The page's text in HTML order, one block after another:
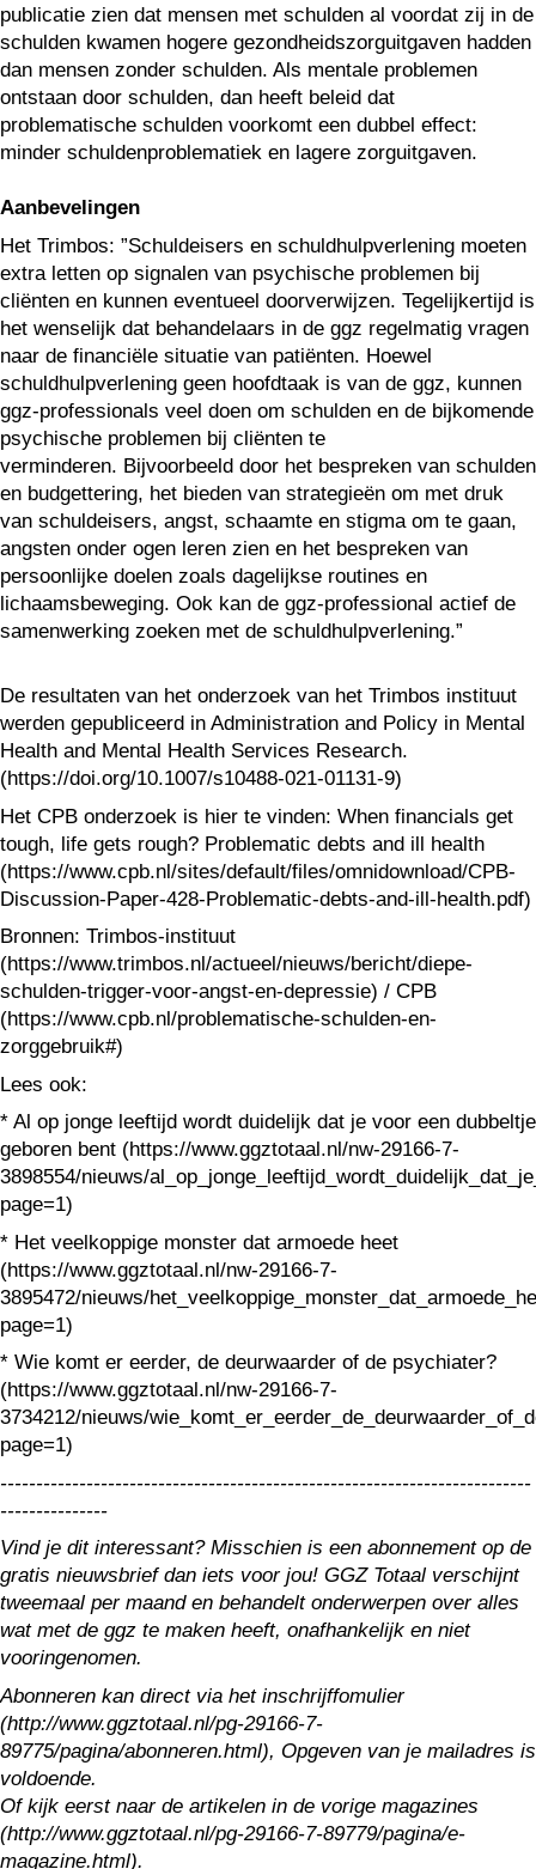
publicatie zien dat mensen met schulden al voordat zij in de
schulden kwamen hogere gezondheidszorguitgaven hadden
dan mensen zonder schulden. Als mentale problemen
ontstaan door schulden, dan heeft beleid dat
problematische schulden voorkomt een dubbel effect:
minder schuldenproblematiek en lagere zorguitgaven.
Aanbevelingen
Het Trimbos: ”Schuldeisers en schuldhulpverlening moeten
extra letten op signalen van psychische problemen bij
cliënten en kunnen eventueel doorverwijzen. Tegelijkertijd is
het wenselijk dat behandelaars in de ggz regelmatig vragen
naar de financiële situatie van patiënten. Hoewel
schuldhulpverlening geen hoofdtaak is van de ggz, kunnen
ggz-professionals veel doen om schulden en de bijkomende
psychische problemen bij cliënten te
verminderen. Bijvoorbeeld door het bespreken van schulden
en budgettering, het bieden van strategieën om met druk
van schuldeisers, angst, schaamte en stigma om te gaan,
angsten onder ogen leren zien en het bespreken van
persoonlijke doelen zoals dagelijkse routines en
lichaamsbeweging. Ook kan de ggz-professional actief de
samenwerking zoeken met de schuldhulpverlening.”
De resultaten van het onderzoek van het Trimbos instituut
werden gepubliceerd in Administration and Policy in Mental
Health and Mental Health Services Research.
(https://doi.org/10.1007/s10488-021-01131-9)
Het CPB onderzoek is hier te vinden: When financials get
tough, life gets rough? Problematic debts and ill health
(https://www.cpb.nl/sites/default/files/omnidownload/CPB-
Discussion-Paper-428-Problematic-debts-and-ill-health.pdf)
Bronnen: Trimbos-instituut
(https://www.trimbos.nl/actueel/nieuws/bericht/diepe-
schulden-trigger-voor-angst-en-depressie) / CPB
(https://www.cpb.nl/problematische-schulden-en-
zorggebruik#)
Lees ook:
* Al op jonge leeftijd wordt duidelijk dat je voor een dubbeltje
geboren bent (https://www.ggztotaal.nl/nw-29166-7-
3898554/nieuws/
page=1)
* Het veelkoppige monster dat armoede heet
(https://www.ggztotaal.nl/nw-29166-7-
3895472/nieuws/
page=1)
* Wie komt er eerder, de deurwaarder of de psychiater?
(https://www.ggztotaal.nl/nw-29166-7-
3734212/nieuws/
page=1)
--------------------------------------------------------------------------
---------------
Vind je dit interessant? Misschien is een abonnement op de
gratis nieuwsbrief dan iets voor jou! GGZ Totaal verschijnt
tweemaal per maand en behandelt onderwerpen over alles
wat met de ggz te maken heeft, onafhankelijk en niet
vooringenomen.
Abonneren kan direct via het inschrijffomulier
(http://www.ggztotaal.nl/pg-29166-7-
89775/pagina/abonneren.html), Opgeven van je mailadres is
voldoende.
Of kijk eerst naar de artikelen in de vorige magazines
(http://www.ggztotaal.nl/pg-29166-7-89779/pagina/e-
magazine.html).